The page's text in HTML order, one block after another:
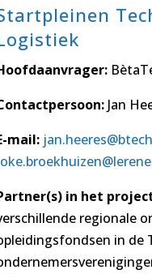
Jan
mail:
in het
regionale
in de